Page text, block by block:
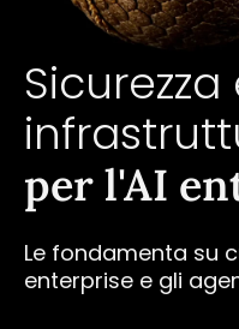
Sicurezza
per l'AI
Le fondamenta su
enterprise e gli